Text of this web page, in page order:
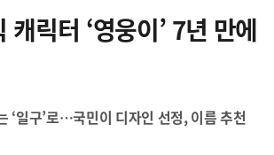
캐릭터 ‘영웅이’ 7년 만에
‘일구’로…국민이 디자인 선정, 이름 추천